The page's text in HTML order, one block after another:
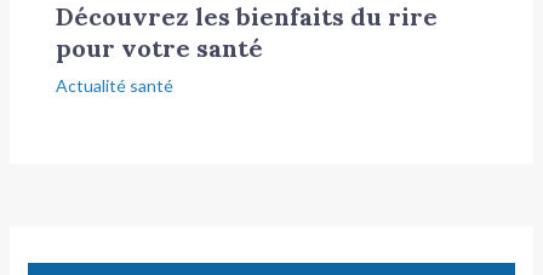
Découvrez les bienfaits du rire
pour votre santé
Actualité santé